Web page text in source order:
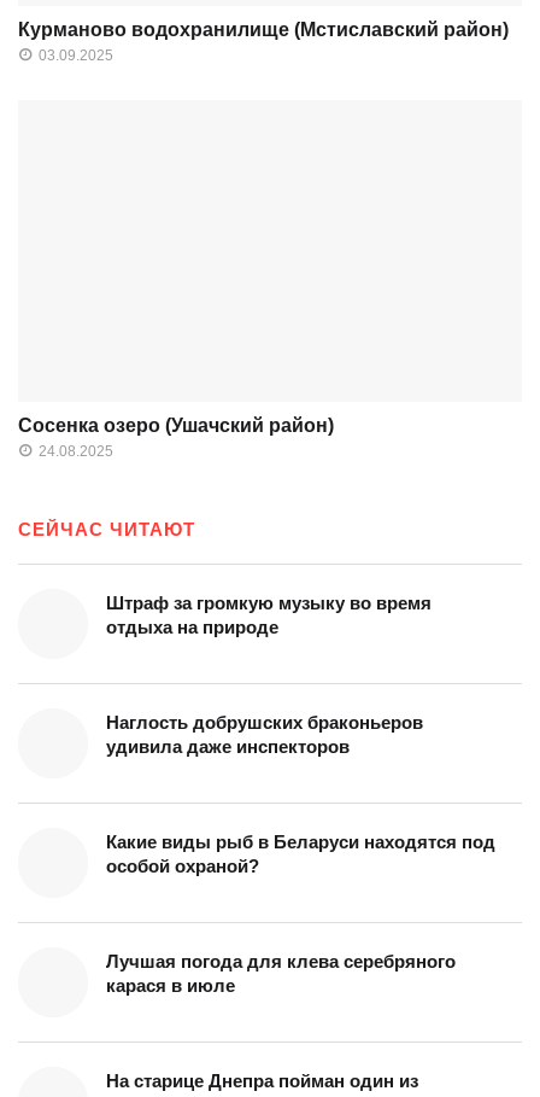
Курманово водохранилище (Мстиславский район)
03.09.2025
Сосенка озеро (Ушачский район)
24.08.2025
СЕЙЧАС ЧИТАЮТ
Штраф за громкую музыку во время
отдыха на природе
Наглость добрушских браконьеров
удивила даже инспекторов
Какие виды рыб в Беларуси находятся под
особой охраной?
Лучшая погода для клева серебряного
карася в июле
На старице Днепра пойман один из